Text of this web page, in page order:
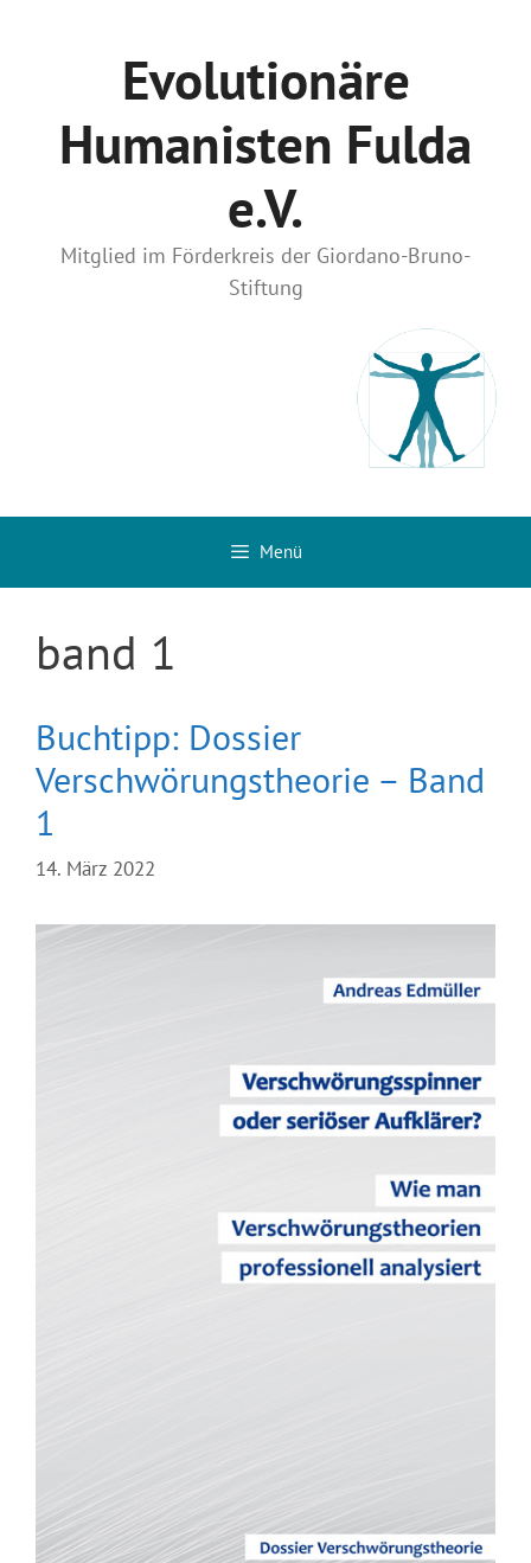
Evolutionäre
Humanisten Fulda
e.V.
Mitglied im Förderkreis der Giordano-Bruno-
Stiftung
Menü
band 1
Buchtipp: Dossier
Verschwörungstheorie – Band
1
14. März 2022